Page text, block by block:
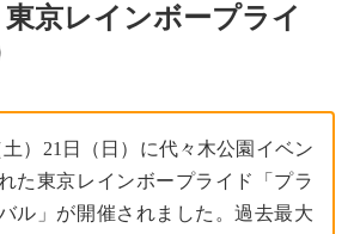
京レインボープライ
土）21日（日）に代々木公園イベン
た東京レインボープライド「プラ
ル」が開催されました。過去最大